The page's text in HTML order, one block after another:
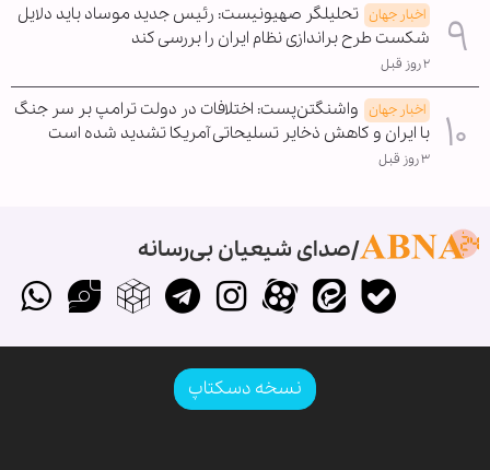
اخبار جهان تحلیلگر صهیونیست: رئیس جدید موساد باید دلایل
شکست طرح براندازی نظام ایران را بررسی کند
۲ روز قبل
اخبار جهان واشنگتن‌پست: اختلافات در دولت ترامپ بر سر جنگ
با ایران و کاهش ذخایر تسلیحاتی آمریکا تشدید شده است
۳ روز قبل
صدای شیعیان بی‌رسانه
نسخه دسکتاپ